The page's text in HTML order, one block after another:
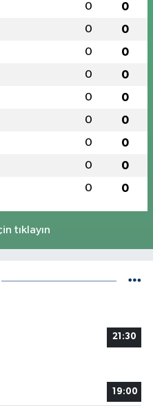
0 0
0 0
0 0
0 0
0 0
0 0
0 0
0 0
0 0
tıklayın
21:30
19:00